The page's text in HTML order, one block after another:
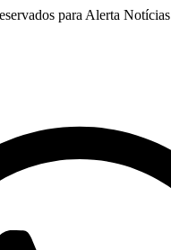
para Alerta Notícias